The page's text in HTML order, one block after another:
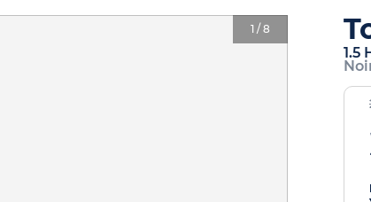
1 / 8
1.5